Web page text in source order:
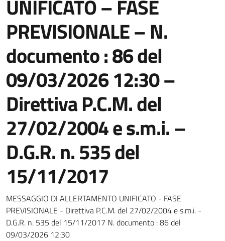
UNIFICATO – FASE
PREVISIONALE – N.
documento : 86 del
09/03/2026 12:30 –
Direttiva P.C.M. del
27/02/2004 e s.m.i. –
D.G.R. n. 535 del
15/11/2017
Dettagli della notizia
MESSAGGIO DI ALLERTAMENTO UNIFICATO - FASE
PREVISIONALE - Direttiva P.C.M. del 27/02/2004 e s.m.i. -
D.G.R. n. 535 del 15/11/2017 N. documento : 86 del
09/03/2026 12:30